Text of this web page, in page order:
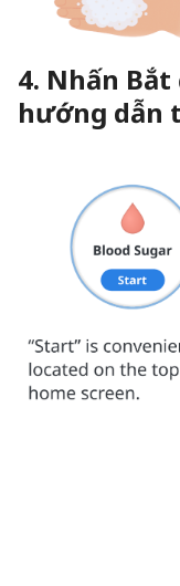
4. Nhấn
hướng dẫn